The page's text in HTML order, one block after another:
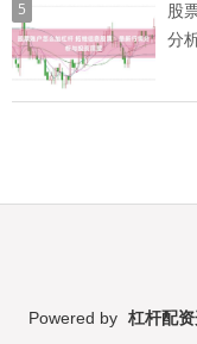
5
股
分
Powered by 杠杆配